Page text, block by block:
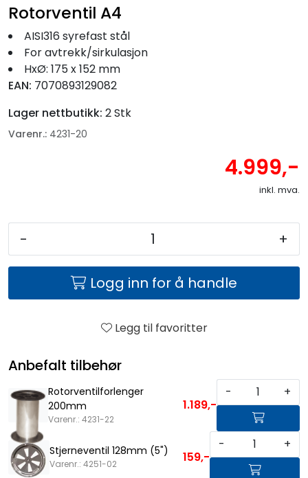
Rotorventil A4
AISI316 syrefast stål
For avtrekk/sirkulasjon
HxØ: 175 x 152 mm
EAN: 7070893129082
Lager nettbutikk: 2 Stk
Varenr.: 4231-20
4.999,-
inkl. mva.
- +
Logg inn for å handle
Legg til favoritter
Anbefalt tilbehør
Rotorventilforlenger
200mm
Varenr.: 4231-22
1.189,-
- +
Stjerneventil 128mm (5")
Varenr.: 4251-02 159,-
- +
Båtpleie/Opplag
Seil